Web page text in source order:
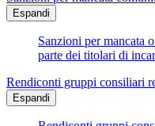
Espandi
Sanzioni per mancata
parte dei titolari di
Rendiconti gruppi consiliari
Espandi